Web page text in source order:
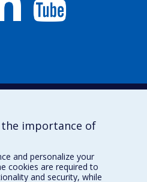
importance of
and personalize your
cookies are required to
and security, while